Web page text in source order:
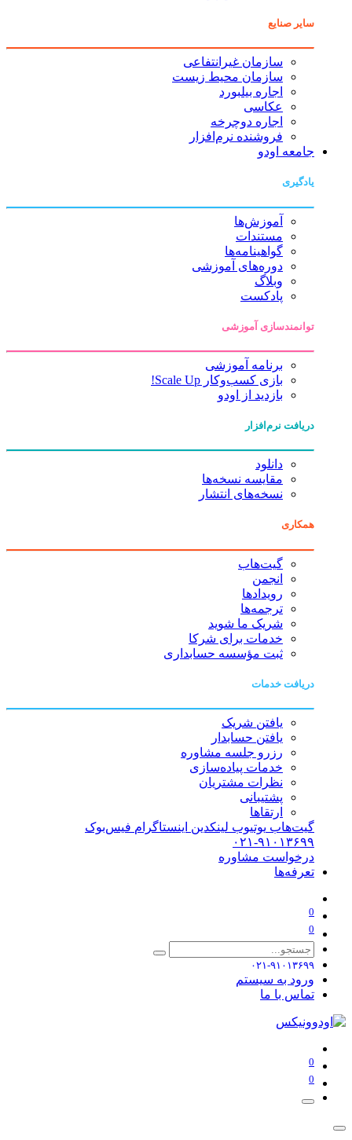
سایر صنایع
سازمان غیرانتفاعی
سازمان محیط زیست
اجاره بیلبورد
عکاسی
اجاره دوچرخه
فروشنده نرم‌افزار
جامعه اودو
یادگیری
آموزش‌ها
مستندات
گواهینامه‌ها
دوره‌های آموزشی
وبلاگ
پادکست
توانمندسازی آموزشی
برنامه آموزشی
بازی کسب‌وکار Scale Up!
بازدید از اودو
دریافت نرم‌افزار
دانلود
مقایسه نسخه‌ها
نسخه‌های انتشار
همکاری
گیت‌هاب
انجمن
رویدادها
ترجمه‌ها
شریک ما شوید
خدمات برای شرکا
ثبت مؤسسه حسابداری
دریافت خدمات
یافتن شریک
یافتن حسابدار
رزرو جلسه مشاوره
خدمات پیاده‌سازی
نظرات مشتریان
پشتیبانی
ارتقاها
گیت‌هاب یوتیوب لینکدین اینستاگرام فیس‌بوک
۰۲۱-۹۱۰۱۳۶۹۹
درخواست مشاوره
تعرفه‌ها
0
0
۰۲۱-۹۱۰۱۳۶۹۹
ورود به سیستم
تماس با ما
0
0